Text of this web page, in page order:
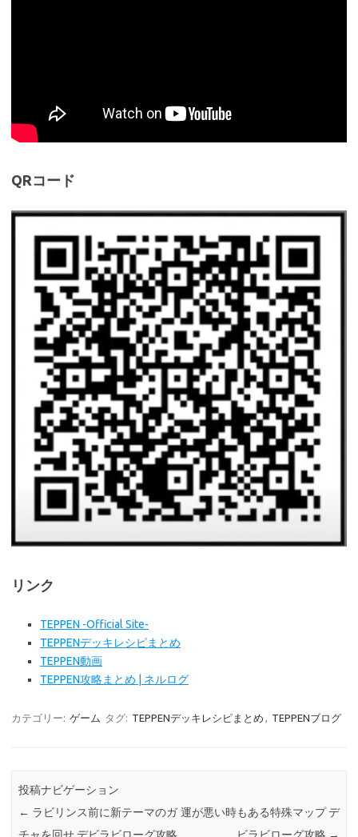
QRコード
リンク
TEPPEN -Official Site-
TEPPENデッキレシピまとめ
TEPPEN動画
TEPPEN攻略まとめ | ネルログ
カテゴリー: ゲーム タグ: TEPPENデッキレシピまとめ , TEPPENブログ
投稿ナビゲーション
← ラビリンス前に新テーマのガ
チャを回せ デビラビローグ攻略
運が悪い時もある特殊マップ デ
ビラビローグ攻略 →